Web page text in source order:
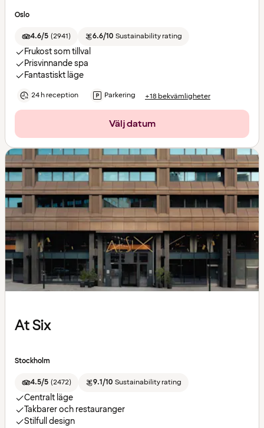
Oslo
4.6/5 (2941) 6.6/10 Sustainability rating
Frukost som tillval
Prisvinnande spa
Fantastiskt läge
24 h reception Parkering +18 bekvämligheter
Välj datum
At Six
Stockholm
4.5/5 (2472) 9.1/10 Sustainability rating
Centralt läge
Takbarer och restauranger
Stilfull design